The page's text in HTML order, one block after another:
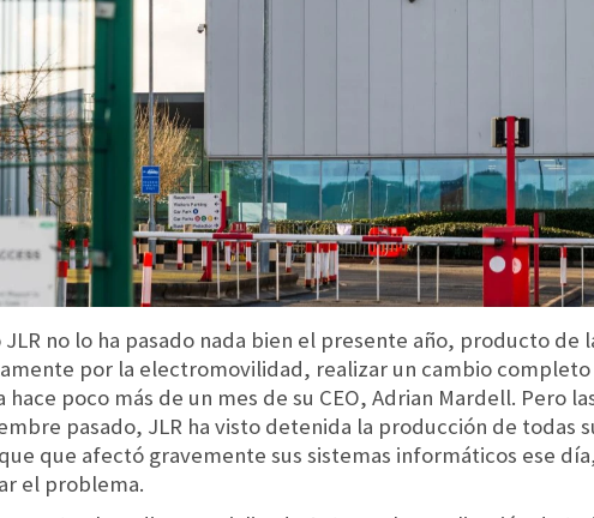
JLR no lo ha pasado nada bien el presente año, producto
por la electromovilidad, realizar un cambio
hace poco más de un mes de su CEO, Adrian Mardell. Pero
pasado, JLR ha visto detenida la producción de todas
que afectó gravemente sus sistemas informáticos ese
el problema.